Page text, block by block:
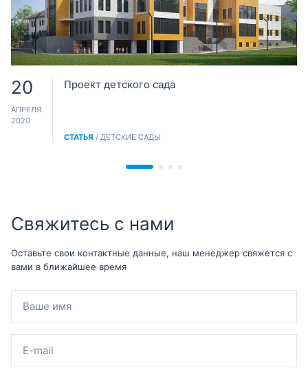
20
АПРЕЛЯ
2020
Проект детского сада
СТАТЬЯ / ДЕТСКИЕ САДЫ
Свяжитесь с нами
Оставьте свои контактные данные, наш менеджер свяжется с
вами в ближайшее время